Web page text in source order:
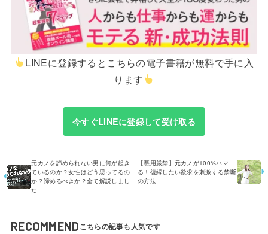
LINEに登録するとこちらの電子書籍が無料で手に入
ります
今すぐLINEに登録して受け取る
元カノを諦められない男に何が起き
ているのか？女性はどう思ってるの
か？諦めるべきか？全て解説しまし
た
【悪用厳禁】元カノが100%ハマ
る！復縁したい欲求を刺激する禁断
の方法
RECOMMEND